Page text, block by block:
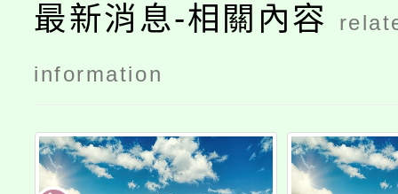
最新消息-相關內容
information